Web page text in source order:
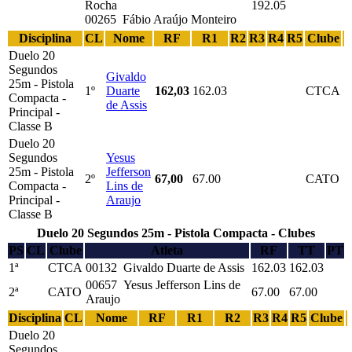
Rocha
00265 Fábio Araújo Monteiro
192.05
Disciplina CL Nome RF R1 R2 R3 R4 R5 Clube
Duelo 20
Segundos
25m - Pistola
Compacta -
Principal -
Classe B
1º
Givaldo
Duarte
de Assis
162,03 162.03 CTCA
Duelo 20
Segundos
25m - Pistola
Compacta -
Principal -
Classe B
2º
Yesus
Jefferson
Lins de
Araujo
67,00 67.00 CATO
Duelo 20 Segundos 25m - Pistola Compacta - Clubes
PS CL Clube Atleta RF TT
PT
1ª
CTCA 00132 Givaldo Duarte de Assis 162.03 162.03
2ª
CATO
00657 Yesus Jefferson Lins de
Araujo
67.00
67.00
Disciplina CL Nome RF R1 R2 R3 R4 R5 Clube
Duelo 20
Segundos